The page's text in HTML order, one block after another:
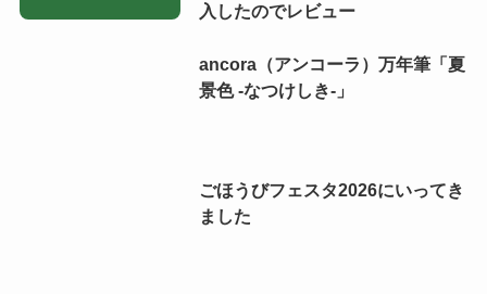
入したのでレビュー
ancora（アンコーラ）万年筆「夏
景色 -なつけしき-」
ごほうびフェスタ2026にいってき
ました